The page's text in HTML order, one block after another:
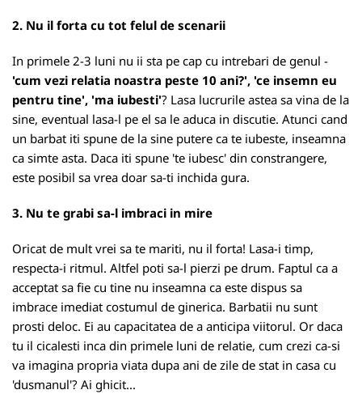
2. Nu il forta cu tot felul de scenarii
In primele 2-3 luni nu ii sta pe cap cu intrebari de genul -
'cum vezi relatia noastra peste 10 ani?', 'ce insemn eu
pentru tine', 'ma iubesti'? Lasa lucrurile astea sa vina de la
sine, eventual lasa-l pe el sa le aduca in discutie. Atunci cand
un barbat iti spune de la sine putere ca te iubeste, inseamna
ca simte asta. Daca iti spune 'te iubesc' din constrangere,
este posibil sa vrea doar sa-ti inchida gura.
3. Nu te grabi sa-l imbraci in mire
Oricat de mult vrei sa te mariti, nu il forta! Lasa-i timp,
respecta-i ritmul. Altfel poti sa-l pierzi pe drum. Faptul ca a
acceptat sa fie cu tine nu inseamna ca este dispus sa
imbrace imediat costumul de ginerica. Barbatii nu sunt
prosti deloc. Ei au capacitatea de a anticipa viitorul. Or daca
tu il cicalesti inca din primele luni de relatie, cum crezi ca-si
va imagina propria viata dupa ani de zile de stat in casa cu
'dusmanul'? Ai ghicit...